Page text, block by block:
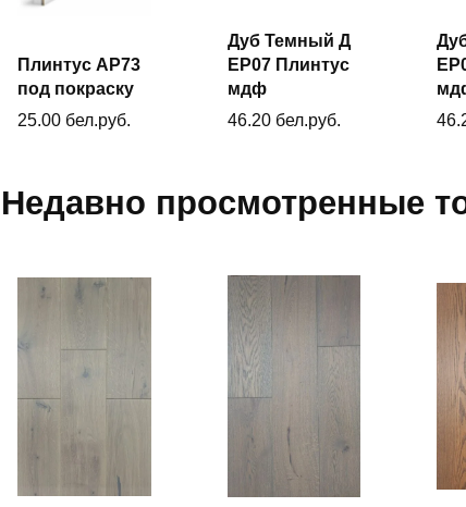
корзину
Плинтус AP73
под покраску
25.00 бел.руб.
В
корзину
Дуб Темный Д
ЕP07 Плинтус
мдф
46.20 бел.руб.
Недавно просмотренные